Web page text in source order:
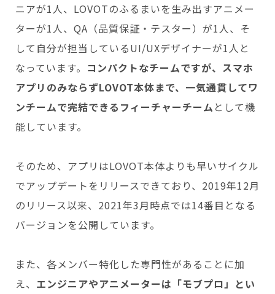
ニアが1人、LOVOTのふるまいを生み出すアニメー
ターが1人、QA（品質保証・テスター）が1人、そ
して自分が担当しているUI/UXデザイナーが1人と
なっています。 コンパクトなチームですが、スマホ
アプリのみならずLOVOT本体まで、一気通貫してワ
ンチームで完結できるフィーチャーチーム として機
能しています。
そのため、アプリはLOVOT本体よりも早いサイクル
でアップデートをリリースできており、2019年12月
のリリース以来、2021年3月時点では14番目となる
バージョンを公開しています。
また、各メンバー特化した専門性があることに加
え、 エンジニアやアニメーターは「モブプロ」とい